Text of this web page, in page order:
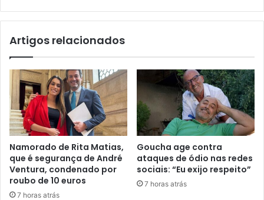
Artigos relacionados
Namorado de Rita Matias,
que é segurança de André
Ventura, condenado por
roubo de 10 euros
7 horas atrás
Goucha age contra
ataques de ódio nas redes
sociais: “Eu exijo respeito”
7 horas atrás